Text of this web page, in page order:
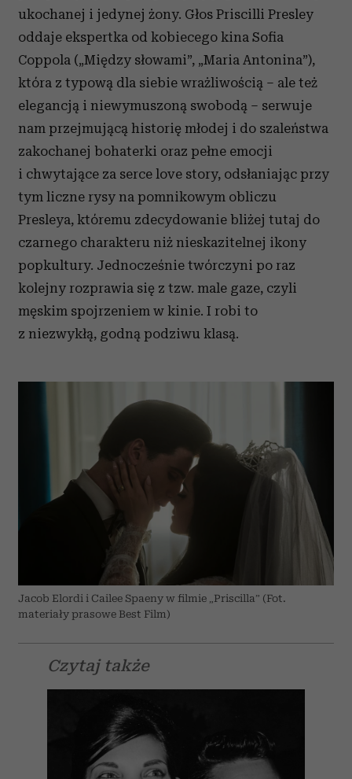
ukochanej i jedynej żony. Głos Priscilli Presley
oddaje ekspertka od kobiecego kina Sofia
Coppola („Między słowami”, „Maria Antonina”),
która z typową dla siebie wrażliwością – ale też
elegancją i niewymuszoną swobodą – serwuje
nam przejmującą historię młodej i do szaleństwa
zakochanej bohaterki oraz pełne emocji
i chwytające za serce love story, odsłaniając przy
tym liczne rysy na pomnikowym obliczu
Presleya, któremu zdecydowanie bliżej tutaj do
czarnego charakteru niż nieskazitelnej ikony
popkultury. Jednocześnie twórczyni po raz
kolejny rozprawia się z tzw. male gaze, czyli
męskim spojrzeniem w kinie. I robi to
z niezwykłą, godną podziwu klasą.
Jacob Elordi i Cailee Spaeny w filmie „Priscilla” (Fot.
materiały prasowe Best Film)
Czytaj także